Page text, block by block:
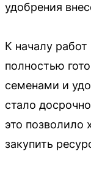
удобрения
К началу
полностью
семенами и
стало
это позволило
закупить